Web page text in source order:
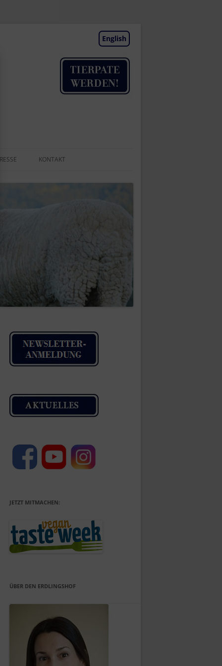
English
KONTAKT
IMPRESSUM
JETZT MITMACHEN:
ÜBER DEN ERDLINGSHOF